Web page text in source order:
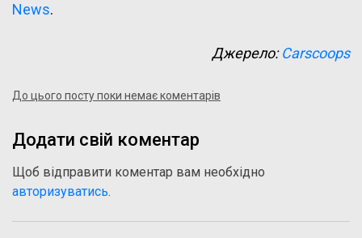
News.
Джерело:Carscoops
До цього посту поки немає коментарів
Додати свій коментар
Щоб відправити коментар вам необхідно
авторизуватись.